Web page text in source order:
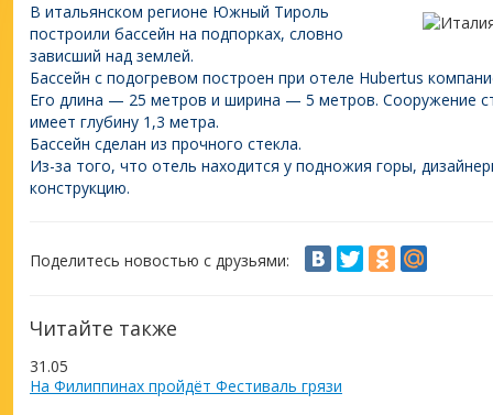
В итальянском регионе Южный Тироль
построили бассейн на подпорках, словно
зависший над землей.
Бассейн с подогревом построен при отеле Hubertus
Его длина — 25 метров и ширина — 5 метров. Сооружение
имеет глубину 1,3 метра.
Бассейн сделан из прочного стекла.
Из-за того, что отель находится у подножия горы,
конструкцию.
Поделитесь новостью с друзьями:
Читайте также
31.05
На Филиппинах пройдёт Фестиваль грязи